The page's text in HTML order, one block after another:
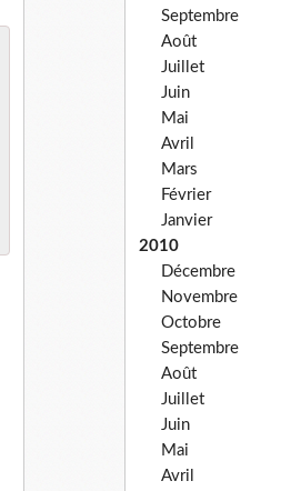
Septembre
Août
Juillet
Juin
Mai
Avril
Mars
Février
Janvier
2010
Décembre
Novembre
Octobre
Septembre
Août
Juillet
Juin
Mai
Avril